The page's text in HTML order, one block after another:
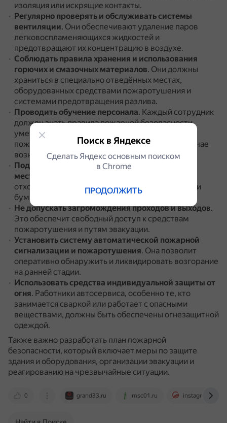
изоляция или искрящие контакты.
Регулярно проверять и обслуживать системы
вентиляции. Они обеспечивают удаление паров
легковоспламеняющихся жидкостей и
предотвращают их концентрацию в воздухе.
Соблюдать правила хранения и использования
горючих и смазочных материалов. Они должны
храниться в специально отведённых местах,
оборудованных средствами пожаротушения и
системами предотвращения разлива.
Проводить обучение персонала. Каждый сотрудник
должен знать правила пожарной безопасности,
уметь пользоваться первичными средствами
пожаротушения и знать порядок действий в случае
возникновения пожара.
Поддерживать чистоту и порядок на рабочем
месте
отходы, такие как ветошь, пропитанная маслом, и
бумагу.
Не допускать загромождения проходов и выходов.
Это обеспечит свободный доступ к средствам
пожаротушения и путям эвакуации.
Установить систему автоматической пожарной
сигнализации и пожаротушения. Она позволит
оперативно обнаружить и ликвидировать возгорание
на ранней стадии.
Использовать средства индивидуальной защиты от
огня. Работники автосервиса, особенно те, кто
занимается сваркой или работает с опасными
веществами, должны быть обеспечены огнезащитной
одеждой.
Также важно разработать план пожарной
безопасности, который включает меры по защите
здания и оборудования, организации эвакуации и
реагированию на чрезвычайные ситуации.
0 grand33.ru msc01.ru instagroup.ru
Поиск в Яндексе
Сделать Яндекс основным поиском
в Сhrome
ПРОДОЛЖИТЬ